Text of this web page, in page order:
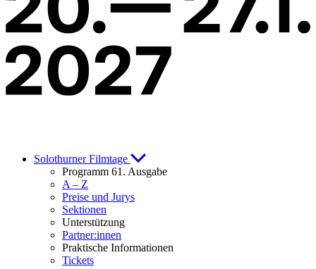
Solothurner Filmtage
Programm 61. Ausgabe
A – Z
Preise und Jurys
Sektionen
Unterstützung
Partner:innen
Praktische Informationen
Tickets